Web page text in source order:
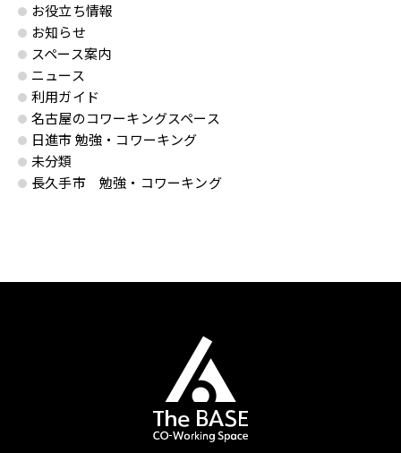
お役立ち情報
お知らせ
スペース案内
ニュース
利用ガイド
名古屋のコワーキングスペース
日進市 勉強・コワーキング
未分類
長久手市 勉強・コワーキング